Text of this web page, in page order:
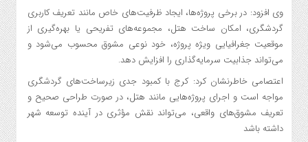
وی افزود: در برخی پروژه‌ها، ایجاد ظرفیت‌های خاص مانند تعریف کاربری
گردشگری، امکان ساخت هتل، مجموعه‌های تفریحی یا بهره‌گیری از
موقعیت جغرافیایی ویژه پروژه، خود نوعی مشوق محسوب می‌شود و
می‌تواند جذابیت سرمایه‌گذاری را افزایش دهد.
اعتصامی خاطرنشان کرد: کرج با کمبود جدی زیرساخت‌های گردشگری
مواجه است و اجرای پروژه‌هایی مانند هتل، در صورت طراحی صحیح و
تعریف مشوق‌های واقعی، می‌تواند نقش مؤثری در آینده توسعه شهر
داشته باشد